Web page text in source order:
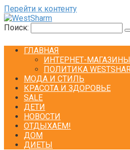
Перейти к контенту
Поиск:
ГЛАВНАЯ
ИНТЕРНЕТ-МАГАЗИНЫ
ПОЛИТИКА
МОДА И СТИЛЬ
КРАСОТА И ЗДОРОВЬЕ
SALE
ДЕТИ
НОВОСТИ
ОТДЫХАЕМ!
ДОМ
ДИЕТЫ